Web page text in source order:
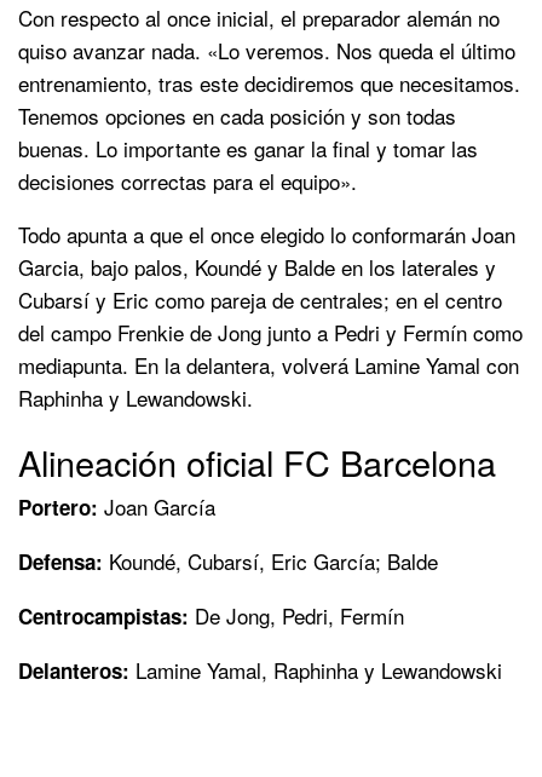
Con respecto al once inicial, el preparador alemán no
quiso avanzar nada. «Lo veremos. Nos queda el último
entrenamiento, tras este decidiremos que necesitamos.
Tenemos opciones en cada posición y son todas
buenas. Lo importante es ganar la final y tomar las
decisiones correctas para el equipo».
Todo apunta a que el once elegido lo conformarán Joan
Garcia, bajo palos, Koundé y Balde en los laterales y
Cubarsí y Eric como pareja de centrales; en el centro
del campo Frenkie de Jong junto a Pedri y Fermín como
mediapunta. En la delantera, volverá Lamine Yamal con
Raphinha y Lewandowski.
Alineación oficial FC Barcelona
Portero: Joan García
Defensa: Koundé, Cubarsí, Eric García; Balde
Centrocampistas: De Jong, Pedri, Fermín
Delanteros: Lamine Yamal, Raphinha y Lewandowski